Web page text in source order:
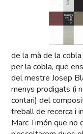
de la mà de la
per la cobla, que
del mestre Josep
menys prodigats (i
contari) del
treball de recerca i
Marc Timón que no